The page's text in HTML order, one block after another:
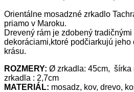
Orientálne mosadzné zrkadlo
priamo v Maroku.
Drevený rám je zdobený
dekoráciami,ktoré podčiarkujú
krásu.
ROZMERY: Ø zrkadla: 45cm, šírka
zrkadla : 2,7cm
MATERIÁL: mosadz, kov, drevo,